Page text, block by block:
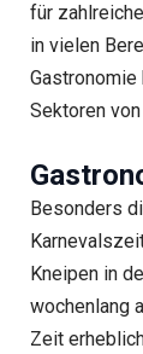
für
in vielen
Sektoren
Besonders
Kneipen in
wochenlang
Zeit